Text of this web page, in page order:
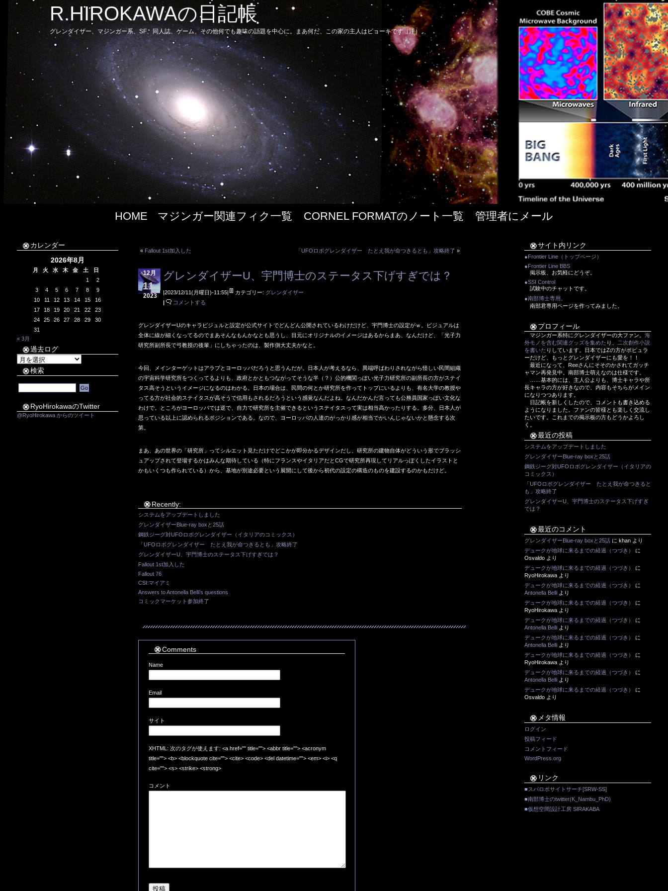
R.HIROKAWAの日記帳
グレンダイザー、マジンガー系、SF、同人誌、ゲーム、その他何でも趣味の話題を中心に。まあ何だ、この家の主人はビョーキです（汗）。
HOME マジンガー関連フィク一覧 CORNEL FORMATのノート一覧 管理者にメール
カレンダー
2026年8月
月 火 水 木 金 土
日
1
2
3
4 5 6 7 8
9
10
11 12 13 14 15
16
17
18 19 20 21 22
23
24
25 26 27 28 29
30
31
« 3月
過去ログ
過
去
検索
RyoHirokawaのTwitter
@RyoHirokawa からのツイート
« Fallout 1st加入した 「UFOロボグレンダイザー たとえ我が命つきるとも」攻略終了 »
12月
11
2023
グレンダイザーU、宇門博士のステータス下げすぎでは？
|2023/12/11(月曜日)-11:55| カテゴリー: グレンダイザー
|
コメントする
グレンダイザーUのキャラビジュルと設定が公式サイトでどんどん公開されているわけだけど、宇門博士の設定がｗ。ビジュアルは
全体に線が細くなってるのでまあそんなもんかなとも思うし、目元にオリジナルのイメージはあるからまあ、なんだけど、「光子力
研究所副所長で弓教授の後輩」にしちゃったのは、製作側大丈夫かなと。
今回、メインターゲットはアラブとヨーロッパだろうと思うんだが。日本人が考えるなら、異端呼ばわりされながら怪しい民間組織
の宇宙科学研究所をつくってるよりも、政府とかともつながってそうな半（？）公的機関っぽい光子力研究所の副所長の方がステイ
タス高そうというイメージになるのはわかる。日本の場合は、民間の何とか研究所を作ってトップにいるよりも、有名大学の教授や
ってる方が社会的ステイタスが高そうで信用もされるだろうという感覚なんだよね。なんだかんだ言っても公務員国家っぽい文化な
わけで。ところがヨーロッパでは逆で、自力で研究所を主催できるというステイタスって実は相当高かったりする。多分、日本人が
思っている以上に認められるポジションである。なので、ヨーロッパの人達のがっかり感が相当でかいんじゃないかと懸念する次
第。
まあ、あの世界の「研究所」ってシルエット見ただけでどこかが即分かるデザインだし、研究所の建物自体がどういう形でブラッシ
ュアップされて登場するかはみんな期待している（特にフランスやイタリアだとCGで研究所再現してリアルっぽくしたイラストと
かもいくつも作られている）から、基地が別途必要という展開にして後から初代の設定の構造のものを建設するのかもだけど。
Recently:
システムをアップデートしました
グレンダイザーBlue-ray boxと25話
鋼鉄ジーグ対UFOロボグレンダイザー（イタリアのコミックス）
「UFOロボグレンダイザー たとえ我が命つきるとも」攻略終了
グレンダイザーU、宇門博士のステータス下げすぎでは？
Fallout 1st加入した
Fallout 76
CSI:マイアミ
Answers to Antonella Belli’s questions
コミックマーケット参加終了
Comments
Name
Email
サイト
XHTML: 次のタグが使えます: <a href="" title=""> <abbr title=""> <acronym
title=""> <b> <blockquote cite=""> <cite> <code> <del datetime=""> <em> <i> <q
cite=""> <s> <strike> <strong>
コメント
サイト内リンク
●Frontier Line（トップページ）
●Frontier Line BBS
掲示板、お気軽にどうぞ。
●SSI Control
試験中のチャットです。
●南部博士専用。
南部君専用ページを作ってみました。
プロフィール
マジンガー系特にグレンダイザーの大ファン。海
外モノを含む関連グッズを集めた り、 二次創作小説
を書いた りしています。日本ではZの方がポピュラ
ーだけど、もっとグレンダイザーにも愛を！！
最近になって、Reeさんにそそのかされてガッチ
ャマン再発見中。南部博士萌えなのは仕様です。
……基本的には、主人公よりも、博士キャラや所
長キャラの方が好きなので、内容もそちらがメイン
になりつつあります。
日記帳を新しくしたので、コメントも書き込める
ようになりました。ファンの皆様とも楽しく交流し
たいです。これまでの掲示板の方もどうかよろし
く。
最近の投稿
システムをアップデートしました
グレンダイザーBlue-ray boxと25話
鋼鉄ジーグ対UFOロボグレンダイザー（イタリアの
コミックス）
「UFOロボグレンダイザー たとえ我が命つきると
も」攻略終了
グレンダイザーU、宇門博士のステータス下げすぎ
では？
最近のコメント
グレンダイザーBlue-ray boxと25話 にkhan より
デュークが地球に来るまでの経過（つづき）
に
Osvaldo より
デュークが地球に来るまでの経過（つづき）
に
RyoHirokawa より
デュークが地球に来るまでの経過（つづき）
に
Antonella Belli より
デュークが地球に来るまでの経過（つづき）
に
RyoHirokawa より
デュークが地球に来るまでの経過（つづき）
に
Antonella Belli より
デュークが地球に来るまでの経過（つづき）
に
Antonella Belli より
デュークが地球に来るまでの経過（つづき）
に
RyoHirokawa より
デュークが地球に来るまでの経過（つづき）
に
Antonella Belli より
デュークが地球に来るまでの経過（つづき）
に
Osvaldo より
メタ情報
ログイン
投稿フィード
コメントフィード
WordPress.org
リンク
■スパロボサイトサーチ[SRW-SS]
■南部博士のtwitter(K_Nambu_PhD)
■仮想空間設計工房 SIRAKABA